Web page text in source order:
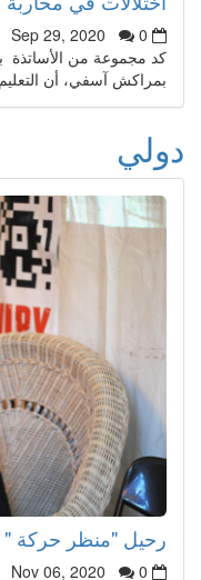
Sep 29, 2020
0
كد مجموعة من الأساتذة
بمراكش آسفي، أن
دولي
رحيل "منظر حركة "
Nov 06, 2020 0